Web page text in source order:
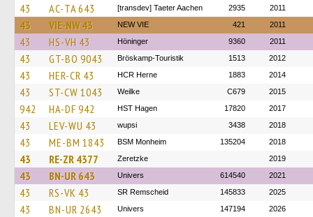
43 AC-TA 643 [transdev] Taeter Aachen 2935 2011
43 VIE-NW 43 NEW VIE 421 2011
43 HS-VH 43 Höninger 9360 2011
43 GT-BO 9043 Bröskamp-Touristik 1513 2012
43 HER-CR 43 HCR Herne 1883 2014
43 ST-CW 1043 Weilke C679 2015
942 HA-DF 942 HST Hagen 17820 2017
43 LEV-WU 43 wupsi 3438 2018
43 ME-BM 1843 BSM Monheim 135204 2018
43 RE-ZR 4377 Zeretzke 2019
43 BN-UR 643 Univers 614540 2021
43 RS-VK 43 SR Remscheid 145833 2025
43 BN-UR 2643 Univers 147194 2026